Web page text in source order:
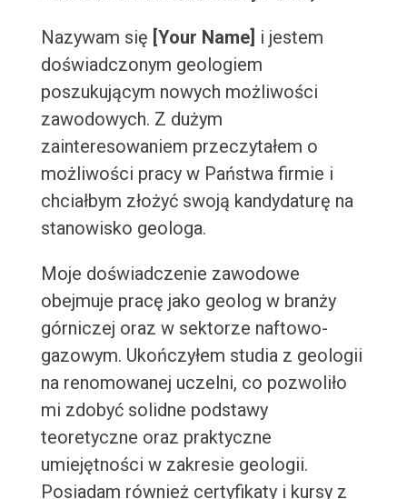
Nazywam się [Your Name] i jestem
doświadczonym geologiem
poszukującym nowych możliwości
zawodowych. Z dużym
zainteresowaniem przeczytałem o
możliwości pracy w Państwa firmie i
chciałbym złożyć swoją kandydaturę na
stanowisko geologa.
Moje doświadczenie zawodowe
obejmuje pracę jako geolog w branży
górniczej oraz w sektorze naftowo-
gazowym. Ukończyłem studia z geologii
na renomowanej uczelni, co pozwoliło
mi zdobyć solidne podstawy
teoretyczne oraz praktyczne
umiejętności w zakresie geologii.
Posiadam również certyfikaty i kursy z